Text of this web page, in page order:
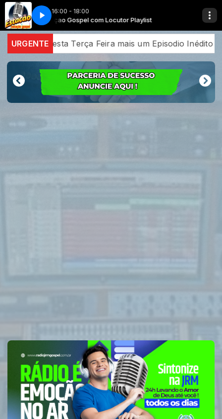
16:00 - 18:00
Estaçao Gospel com Locutor Playlist Estaçao Gospel com
BREAK-COMERCIAL-2 BREAK-COMERCIAL-2
URGENTE
mais um Episodio Inédito do Podcast Shekinah ao vivo